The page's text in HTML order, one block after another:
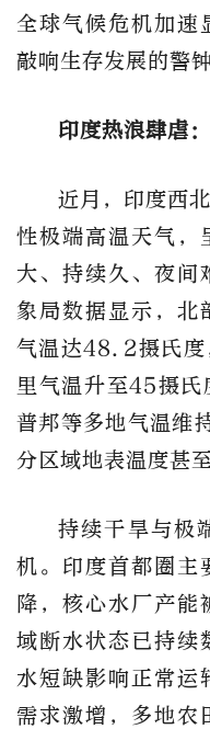
全球气候危机加速
敲响生存发展的警钟
印度热浪肆虐
近月，印度西
性极端高温天气，
大、持续久、夜间
象局数据显示，北
气温达48.2摄氏度
里气温升至45摄
普邦等多地气温维
分区域地表温度甚
持续干旱与极
机。印度首都圈主
降，核心水厂产能
域断水状态已持续
水短缺影响正常运
需求激增，多地农